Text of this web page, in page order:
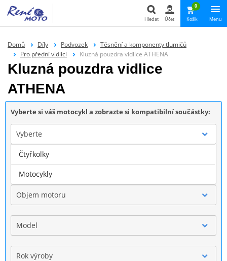
Hledat Účet
0
Košík Menu
Domů Díly Podvozek
Těsnění a komponenty tlumičů
Pro přední vidlici
Kluzná pouzdra vidlice ATHENA
Kluzná pouzdra vidlice
ATHENA
Vyberte si váš motocykl a zobrazte si kompatibilní součástky:
Vyberte
Značka
Objem motoru
Model
Rok výroby
Čtyřkolky
Motocykly